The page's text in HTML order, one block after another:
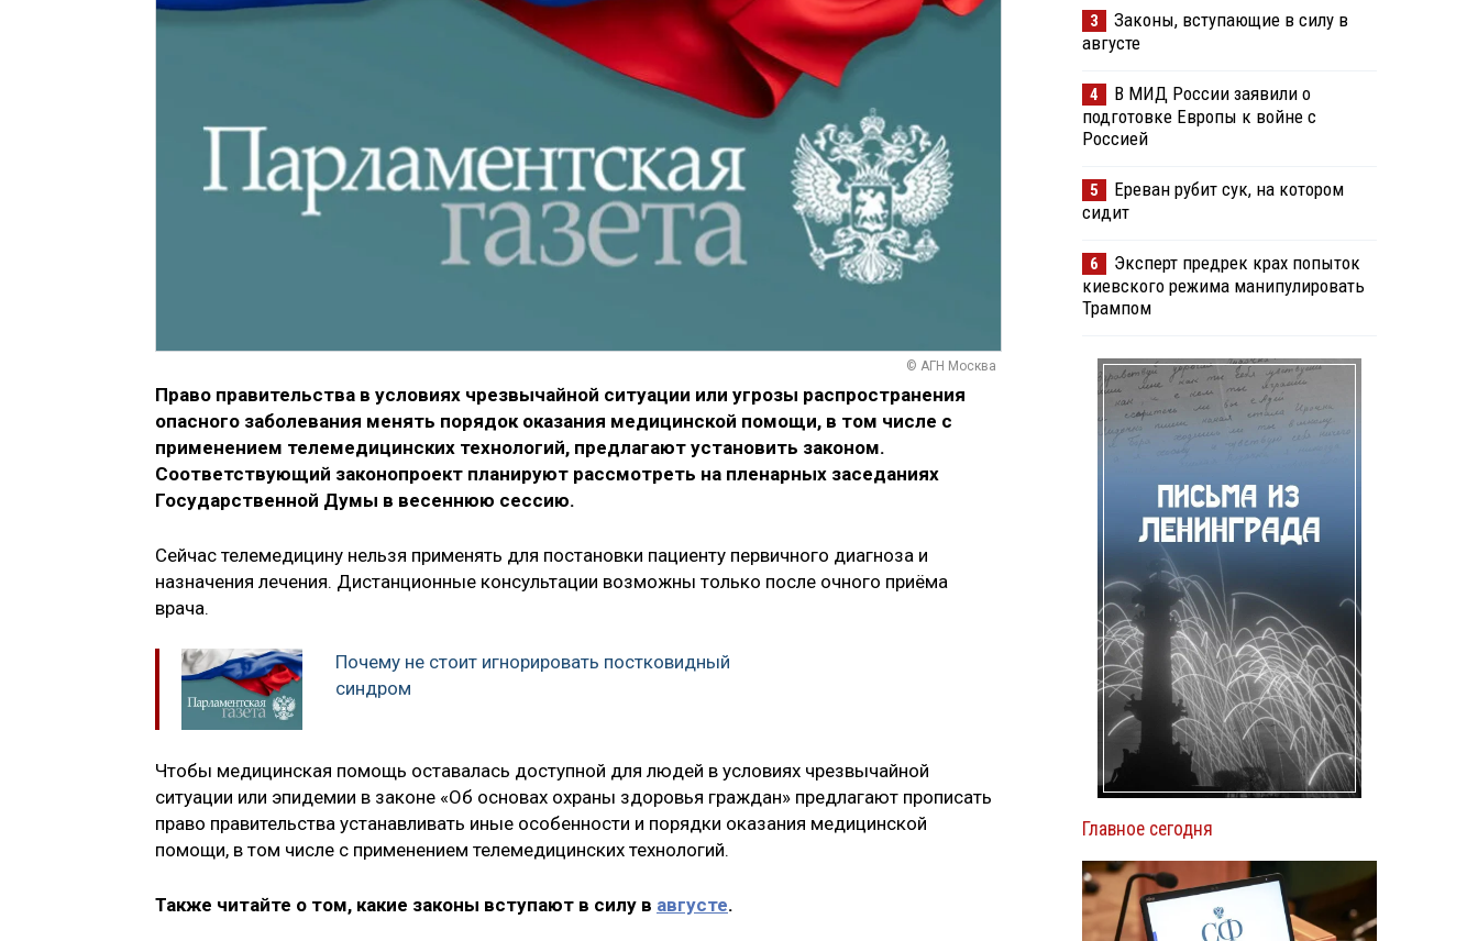
© АГН Москва
Право правительства в условиях чрезвычайной ситуации или угрозы распространения
опасного заболевания менять порядок оказания медицинской помощи, в том числе с
применением телемедицинских технологий, предлагают установить законом.
Соответствующий законопроект планируют рассмотреть на пленарных заседаниях
Государственной Думы в весеннюю сессию.
Сейчас телемедицину нельзя применять для постановки пациенту первичного диагноза и
назначения лечения. Дистанционные консультации возможны только после очного приёма
врача.
Почему не стоит игнорировать постковидный
синдром
Чтобы медицинская помощь оставалась доступной для людей в условиях чрезвычайной
ситуации или эпидемии в законе «Об основах охраны здоровья граждан» предлагают прописать
право правительства устанавливать иные особенности и порядки оказания медицинской
помощи, в том числе с применением телемедицинских технологий.
Также читайте о том, какие законы вступают в силу в августе.
3
Законы, вступающие в силу в
августе
4
В МИД России заявили о
подготовке Европы к войне с
Россией
5
Ереван рубит сук, на котором
сидит
6
Эксперт предрек крах попыток
киевского режима манипулировать
Трампом
Главное сегодня